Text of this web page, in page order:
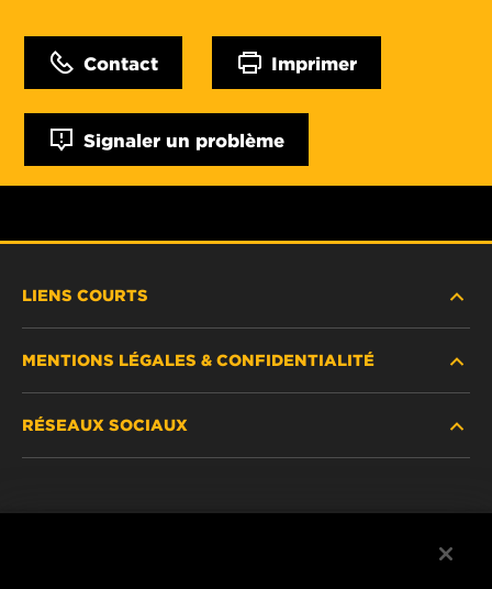
Contact Imprimer
Signaler un problème
LIENS COURTS
OÙ ACHETER
MENTIONS LÉGALES & CONFIDENTIALITÉ
RÉSEAUX SOCIAUX